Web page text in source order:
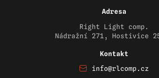
Adresa
Right Light comp.
Nádražní 271, Hostivice
Kontakt
info@rlcomp.cz